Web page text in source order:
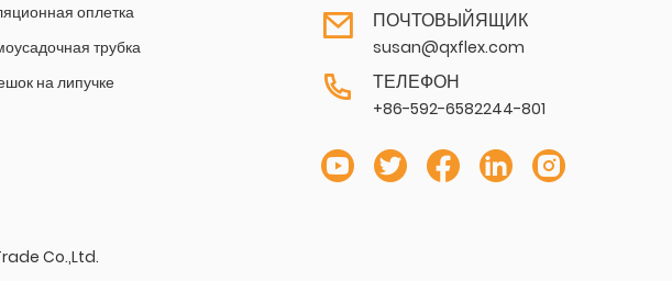
оплетка
трубка
на липучке
ПОЧТОВЫЙЯЩИК
susan@qxflex.com
ТЕЛЕФОН
+86-592-6582244-801
Co.,Ltd.